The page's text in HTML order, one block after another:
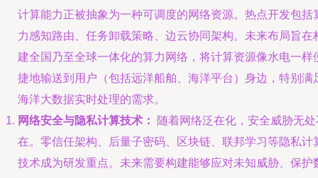
计算能力正被抽象为一种可调度的网络资源。热点开发包括
力感知路由、任务卸载策略、边云协同架构。未来布局旨在
建全国乃至全球一体化的算力网络，将计算资源像水电一样
捷地输送到用户（包括远洋船舶、海洋平台）身边，特别满
海洋大数据实时处理的需求。
网络安全与隐私计算技术：
随着网络泛在化，安全威胁无处
在。零信任架构、后量子密码、区块链、联邦学习等隐私计
技术成为研发重点。未来需要构建能够应对未知威胁、保护